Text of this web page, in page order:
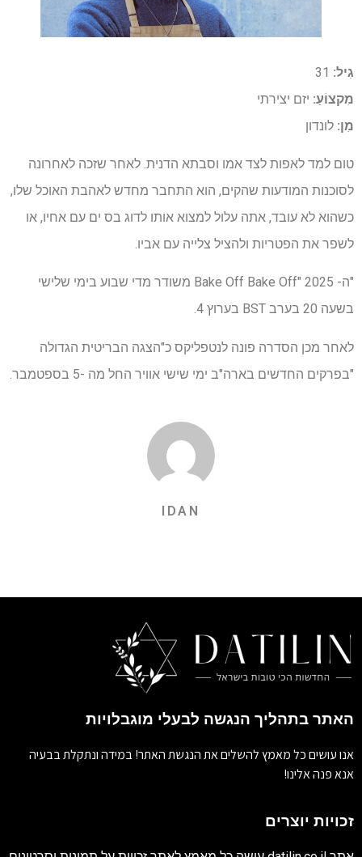
גִיל: 31
מִקצוֹעַ: יזם יצירתי
מִן: לונדון
טום למד לאפות לצד אמו וסבתא הדנית. לאחר שזכה לאחרונה
לסוכנות המודעות שהקים, הוא התחבר מחדש לאהבת האוכל שלו,
כשהוא לא עובד, אתה עלול למצוא אותו לדוג בס ים עם אחיו, או
לשפר את הפטריות ולהציל צלייה עם אביו.
"ה- Bake Off Bake Off" 2025 משודר מדי שבוע בימי שלישי
בשעה 20 בערב BST בערוץ 4.
לאחר מכן הסדרה פונה לנטפליקס כ"הצגה הבריטית הגדולה
"בפרקים החדשים בארה"ב ימי שישי אוויר החל מה -5 בספטמבר.
IDAN
האתר בתהליך הנגשה לבעלי מוגבלויות
אנו עושים כל מאמץ להשלים את הנגשת האתר! במידה ונתקלת בבעיה
אנא פנה אלינו!
זכויות יוצרים